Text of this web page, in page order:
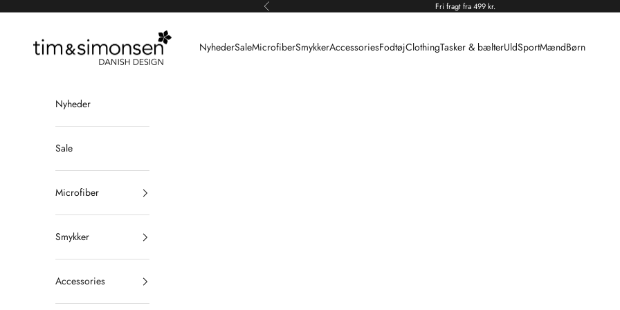
Forrige Fri fragt fra 499 kr.
Tim & Simonsen
NyhederSaleMicrofiberSmykkerAccessoriesFodtøjClothingTasker & bælterUldSportMændBørn
Nyheder
Sale
Microfiber
Smykker
Accessories